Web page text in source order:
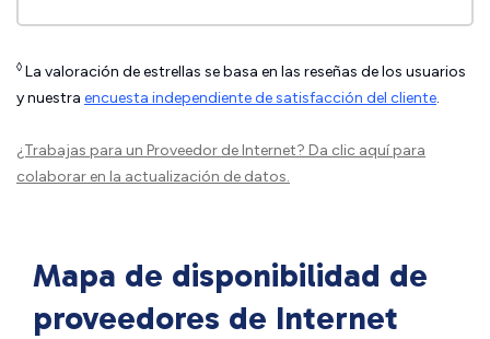
◊ La valoración de estrellas se basa en las reseñas de los usuarios
y nuestra encuesta independiente de satisfacción del cliente.
¿Trabajas para un Proveedor de Internet? Da clic aquípara
colaborar en la actualización de datos.
Mapa de disponibilidad de
proveedores de Internet